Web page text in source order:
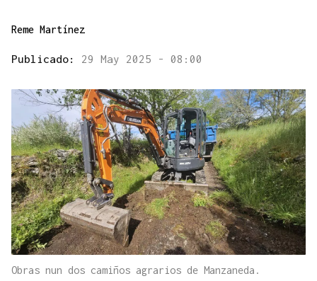
Reme Martínez
Publicado: 29 May 2025 - 08:00
Obras nun dos camiños agrarios de Manzaneda.